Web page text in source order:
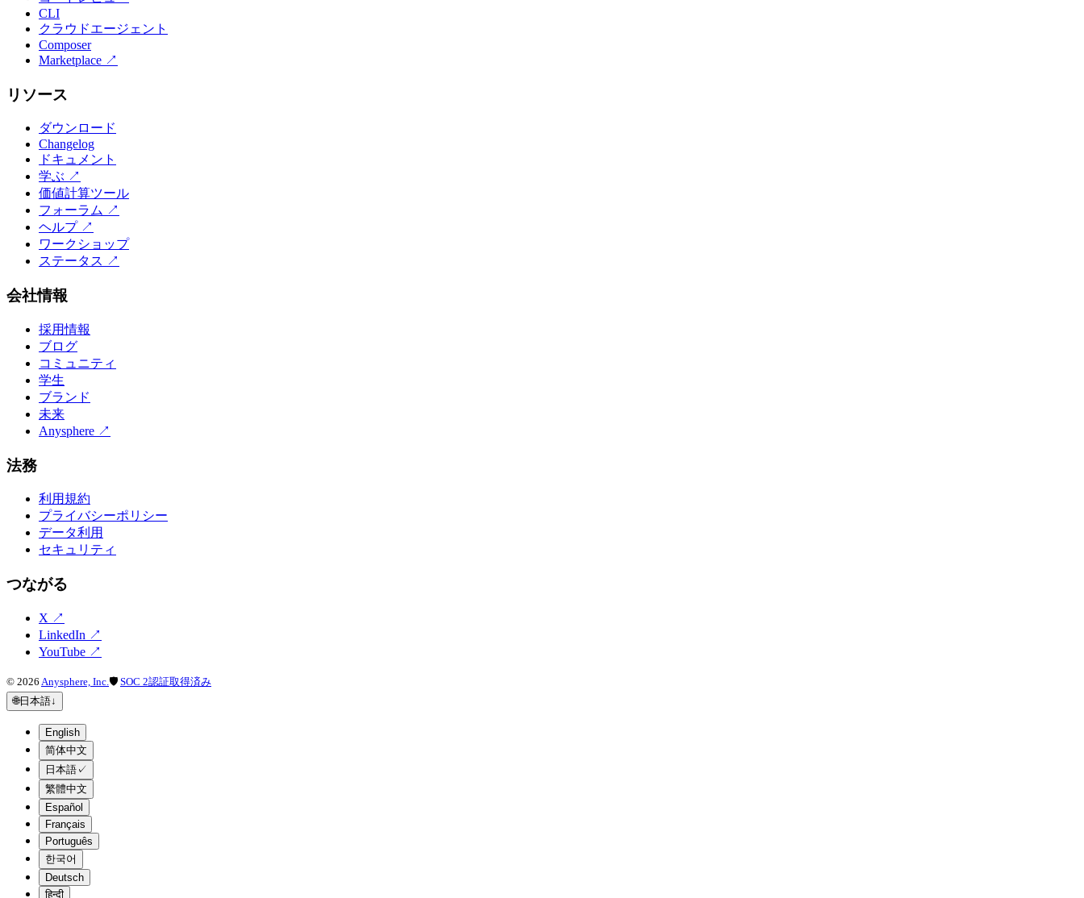
CLI
クラウドエージェント
Composer
Marketplace ↗
リソース
ダウンロード
Changelog
ドキュメント
学ぶ ↗
価値計算ツール
フォーラム ↗
ヘルプ↗
ワークショップ
ステータス ↗
会社情報
採用情報
ブログ
コミュニティ
学生
ブランド
未来
Anysphere ↗
法務
利用規約
プライバシーポリシー
データ利用
セキュリティ
つながる
X ↗
LinkedIn ↗
YouTube ↗
© 2026 Anysphere, Inc. 🛡 SOC 2認証取得済み
🌐日本語↓
English
简体中文
日本語 ✓
繁體中文
Español
Français
Português
한국어
Deutsch
हिन्दी